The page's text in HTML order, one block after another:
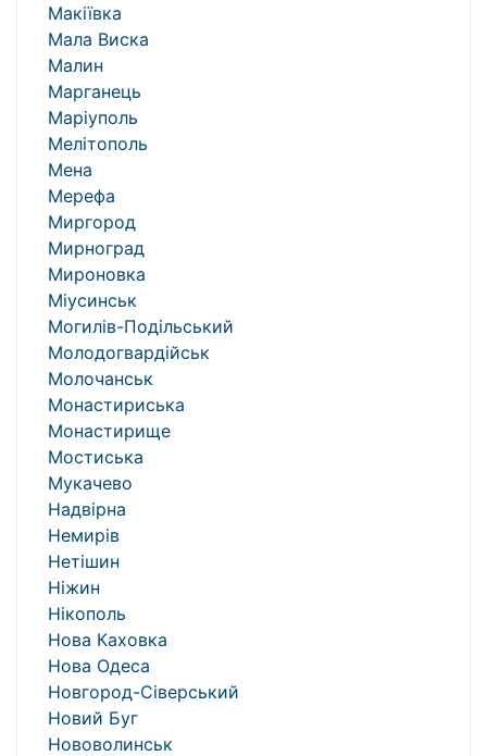
Макіївка
Мала Виска
Малин
Марганець
Маріуполь
Мелітополь
Мена
Мерефа
Миргород
Мирноград
Мироновка
Міусинськ
Могилів-Подільський
Молодогвардійськ
Молочанськ
Монастириська
Монастирище
Мостиська
Мукачево
Надвірна
Немирів
Нетішин
Ніжин
Нікополь
Нова Каховка
Нова Одеса
Новгород-Сіверський
Новий Буг
Нововолинськ